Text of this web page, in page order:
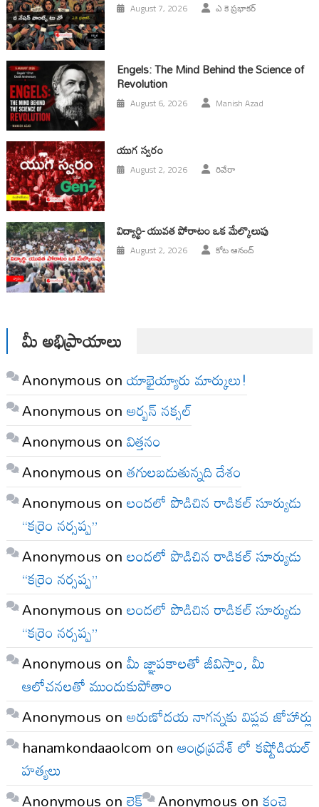
August 7, 2026 ఎ కె ప్రభాకర్
Engels: The Mind Behind the Science of
Revolution
August 6, 2026 Manish Azad
యుగ స్వ‌రం
August 2, 2026 రివేరా
విద్యార్థి- యువత పోరాటం ఒక మేల్కొలుపు
August 2, 2026 కోట ఆనంద్
మీ అభిప్రాయాలు
Anonymous onయాభైయ్యారు మార్కులు!
Anonymous onఅర్బన్ నక్సల్
Anonymous onవిత్తనం
Anonymous onతగులబడుతున్నది దేశం
Anonymous onలందలో పొడిచిన రాడికల్ సూర్యుడు
“కర్రెం నర్సప్ప”
Anonymous onలందలో పొడిచిన రాడికల్ సూర్యుడు
“కర్రెం నర్సప్ప”
Anonymous onలందలో పొడిచిన రాడికల్ సూర్యుడు
“కర్రెం నర్సప్ప”
Anonymous onమీ జ్ఞాపకాలతో జీవిస్తాం, మీ
ఆలోచనలతో ముందుకుపోతాం
Anonymous onఅరుణోదయ నాగన్నకు విప్లవ జోహార్లు
hanamkondaaolcom onఆంధ్రప్రదేశ్ లో కష్టోడియల్
హత్యలు
Anonymous onలైక్ Anonymous onకంచె